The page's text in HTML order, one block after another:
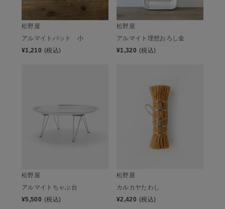
松野屋
アルマイトバット 小
¥1,210 (税込)
松野屋
アルマイト理想おろし金
¥1,320 (税込)
松野屋
アルマイトちゃぶ台
¥5,500 (税込)
松野屋
カルカヤたわし
¥2,420 (税込)